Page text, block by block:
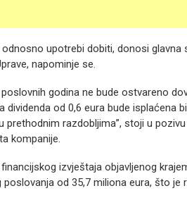
upotrebi dobiti, donosi
napominje se.
godina ne bude ostvareno
dividenda od 0,6 eura bude isplaćena
razdobljima”, stoji u
kompanije.
izvještaja objavljenog
od 35,7 miliona eura, što